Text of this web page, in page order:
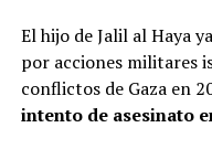
El hijo de Jalil al Haya
por acciones militares
conflictos de Gaza en
intento de asesinato